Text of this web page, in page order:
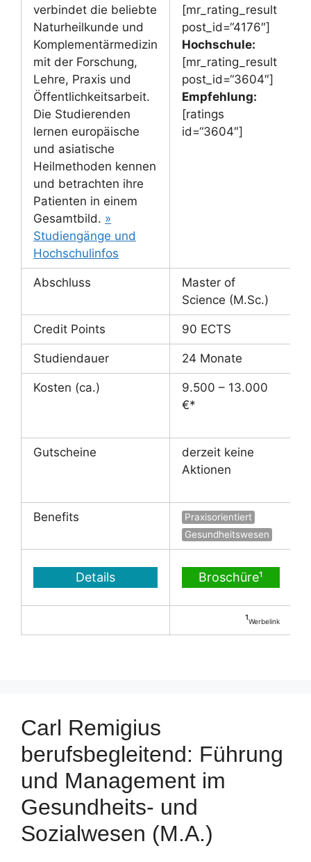
verbindet die beliebte
Naturheilkunde und
Komplementärmedizin
mit der Forschung,
Lehre, Praxis und
Öffentlichkeitsarbeit.
Die Studierenden
lernen europäische
und asiatische
Heilmethoden kennen
und betrachten ihre
Patienten in einem
Gesamtbild. »
Studiengänge und
Hochschulinfos
[mr_rating_result
post_id=“4176″]
Hochschule:
[mr_rating_result
post_id=“3604″]
Empfehlung:
[ratings
id=“3604″]
Abschluss
Master of
Science (M.Sc.)
Credit Points 90 ECTS
Studiendauer 24 Monate
Kosten (ca.)
9.500 – 13.000
€*
Gutscheine
derzeit keine
Aktionen
Benefits
Praxisorientiert
Gesundheitswesen
Details Broschüre¹
¹Werbelink
Carl Remigius
berufsbegleitend: Führung
und Management im
Gesundheits- und
Sozialwesen (M.A.)